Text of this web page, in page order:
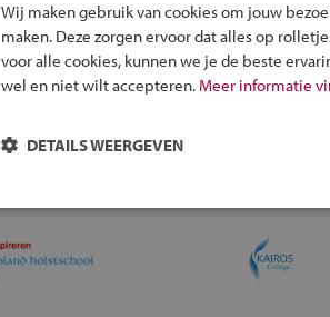
Alle
een
Wij maken gebruik van cookies om jouw
maken. Deze zorgen ervoor dat alles op
voor alle cookies, kunnen we je de beste
wel en niet wilt accepteren. Meer informatie
DETAILS WEERGEVEN